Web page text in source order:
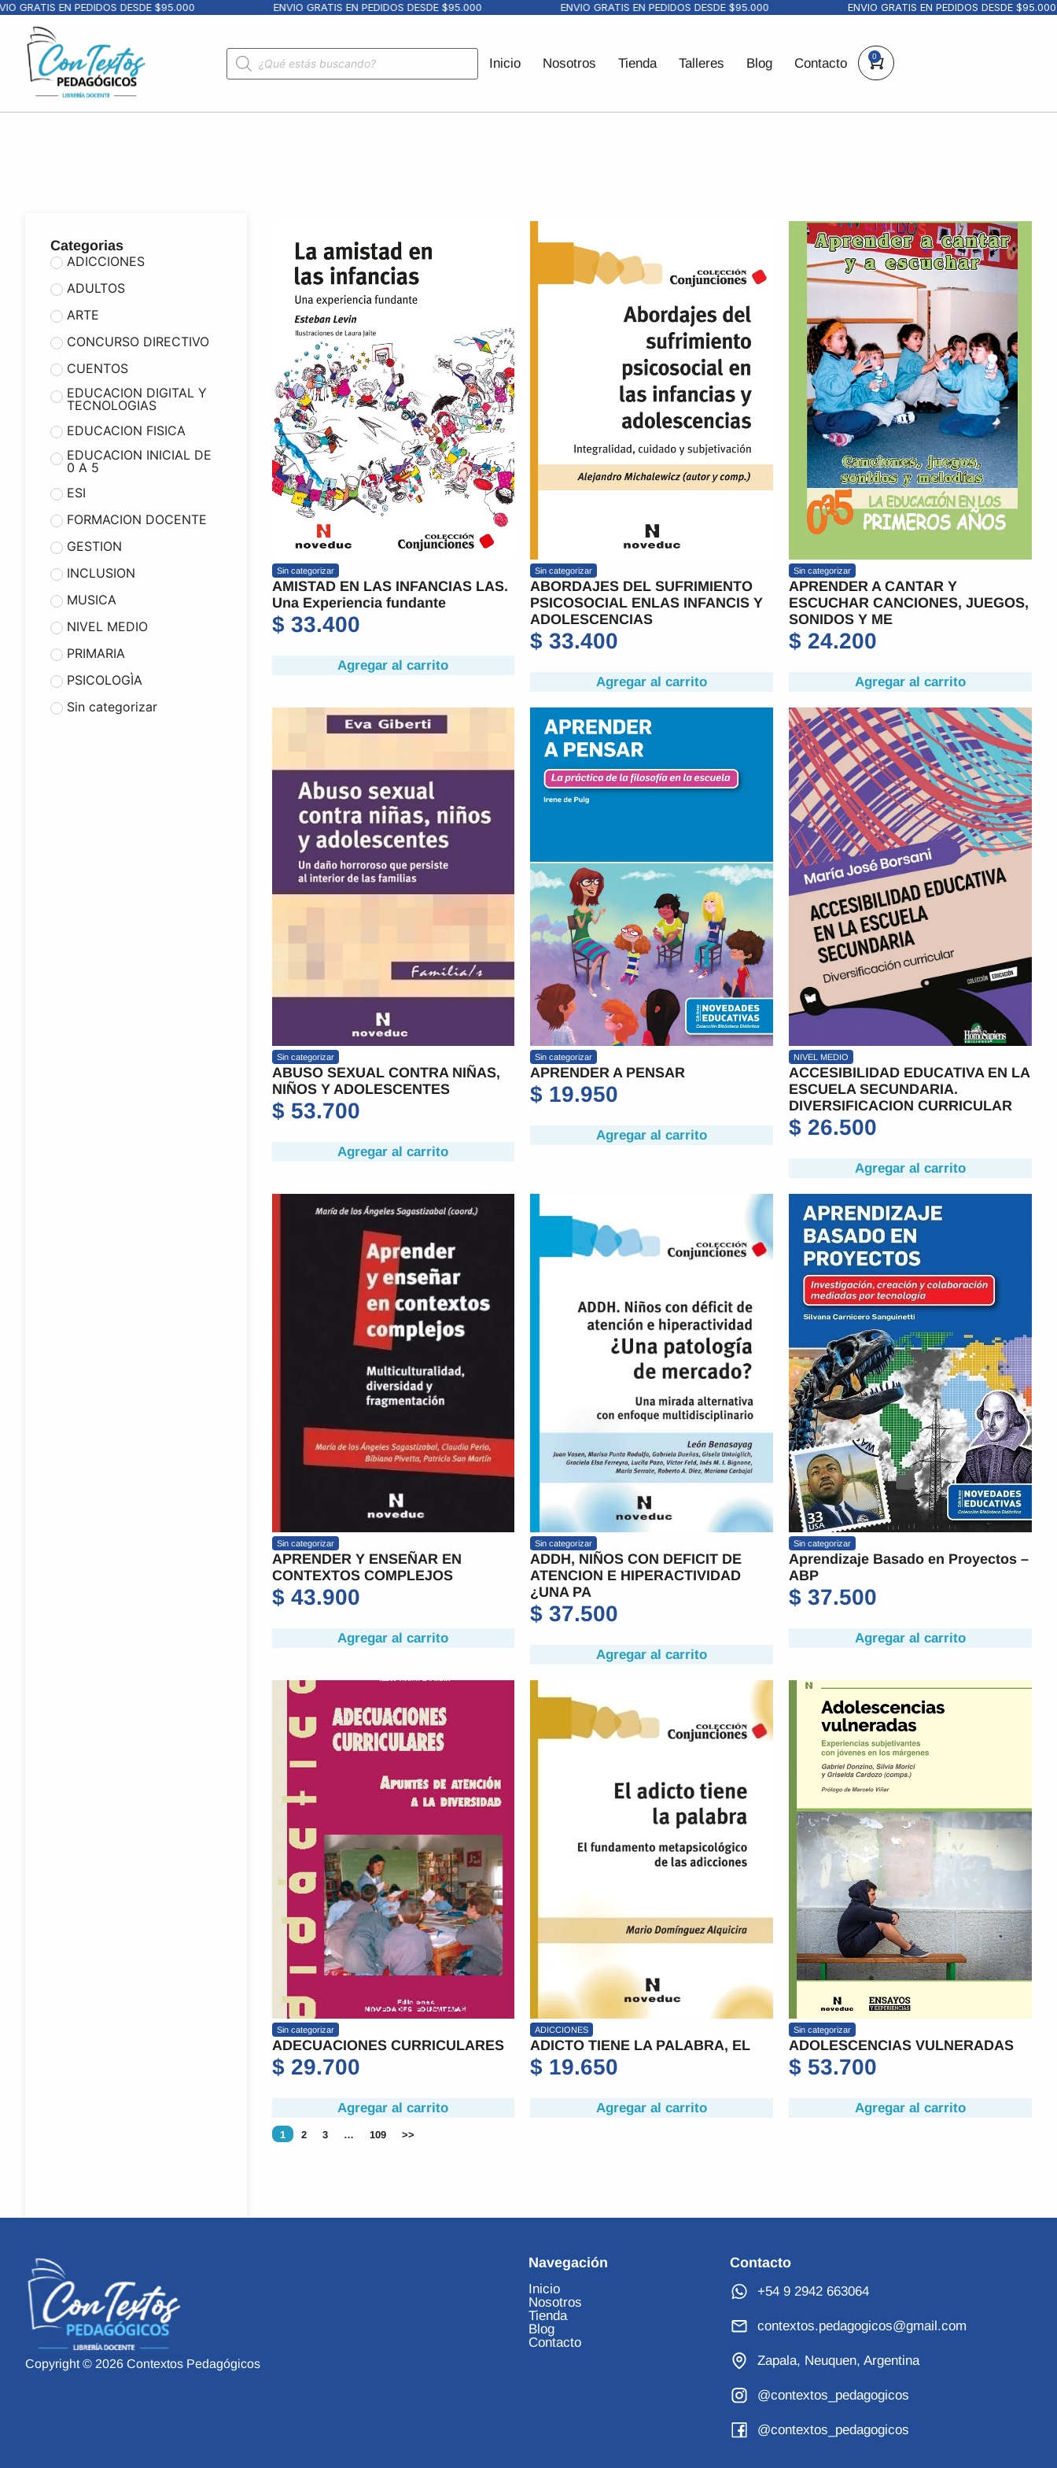
EN PEDIDOS DESDE $95.000 ENVIO GRATIS EN PEDIDOS DESDE $95.000 ENVIO GRATIS EN PEDIDOS DESDE $95.000 ENVIO GRATIS EN PEDIDOS DESDE $95.000
Inicio Nosotros Tienda Talleres Blog Contacto 0
Categorias
ADICCIONES
ADULTOS
ARTE
CONCURSO DIRECTIVO
CUENTOS
EDUCACION DIGITAL Y
TECNOLOGIAS
EDUCACION FISICA
EDUCACION INICIAL DE
0 A 5
ESI
FORMACION DOCENTE
GESTION
INCLUSION
MUSICA
NIVEL MEDIO
PRIMARIA
PSICOLOGÌA
Sin categorizar
Sin categorizar
AMISTAD EN LAS INFANCIAS LAS.
Una Experiencia fundante
$33.400
Agregar al carrito
Sin categorizar
ABORDAJES DEL SUFRIMIENTO
PSICOSOCIAL ENLAS INFANCIS Y
ADOLESCENCIAS
$ 33.400
Agregar al carrito
Sin categorizar
APRENDER A CANTAR Y
ESCUCHAR CANCIONES, JUEGOS,
SONIDOS Y ME
$ 24.200
Agregar al carrito
Sin categorizar
ABUSO SEXUAL CONTRA NIÑAS,
NIÑOS Y ADOLESCENTES
$53.700
Agregar al carrito
Sin categorizar
APRENDER A PENSAR
$ 19.950
Agregar al carrito
NIVEL MEDIO
ACCESIBILIDAD EDUCATIVA EN LA
ESCUELA SECUNDARIA.
DIVERSIFICACION CURRICULAR
$ 26.500
Agregar al carrito
Sin categorizar
APRENDER Y ENSEÑAR EN
CONTEXTOS COMPLEJOS
$43.900
Agregar al carrito
Sin categorizar
ADDH, NIÑOS CON DEFICIT DE
ATENCION E HIPERACTIVIDAD
¿UNA PA
$ 37.500
Agregar al carrito
Sin categorizar
Aprendizaje Basado en Proyectos –
ABP
$ 37.500
Agregar al carrito
Sin categorizar
ADECUACIONES CURRICULARES
$29.700
Agregar al carrito
ADICCIONES
ADICTO TIENE LA PALABRA, EL
$ 19.650
Agregar al carrito
Sin categorizar
ADOLESCENCIAS VULNERADAS
$ 53.700
Agregar al carrito
1 2 3 … 109 >>
Copyright © 2026 Contextos Pedagógicos
Navegación
Inicio
Nosotros
Tienda
Blog
Contacto
Contacto
+54 9 2942 663064
contextos.pedagogicos@gmail.com
Zapala, Neuquen, Argentina
@contextos_pedagogicos
@contextos_pedagogicos